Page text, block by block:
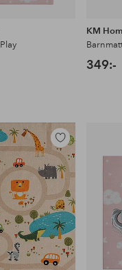
KM
349:-
Lägg
till
i
favoriter